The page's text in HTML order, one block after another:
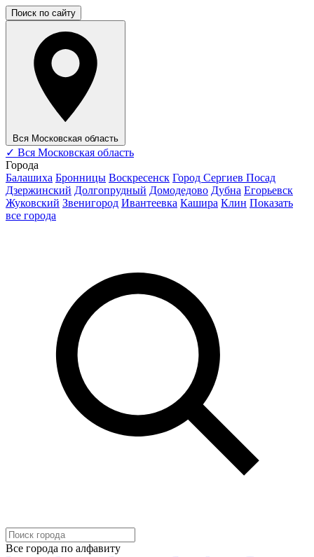
Поиск по сайту
Вся Московская область
✓ Вся Московская область
Города
Балашиха Бронницы Воскресенск Город Сергиев Посад
Дзержинский Долгопрудный Домодедово Дубна Егорьевск
Жуковский Звенигород Ивантеевка Кашира Клин Показать
все города
Все города по алфавиту